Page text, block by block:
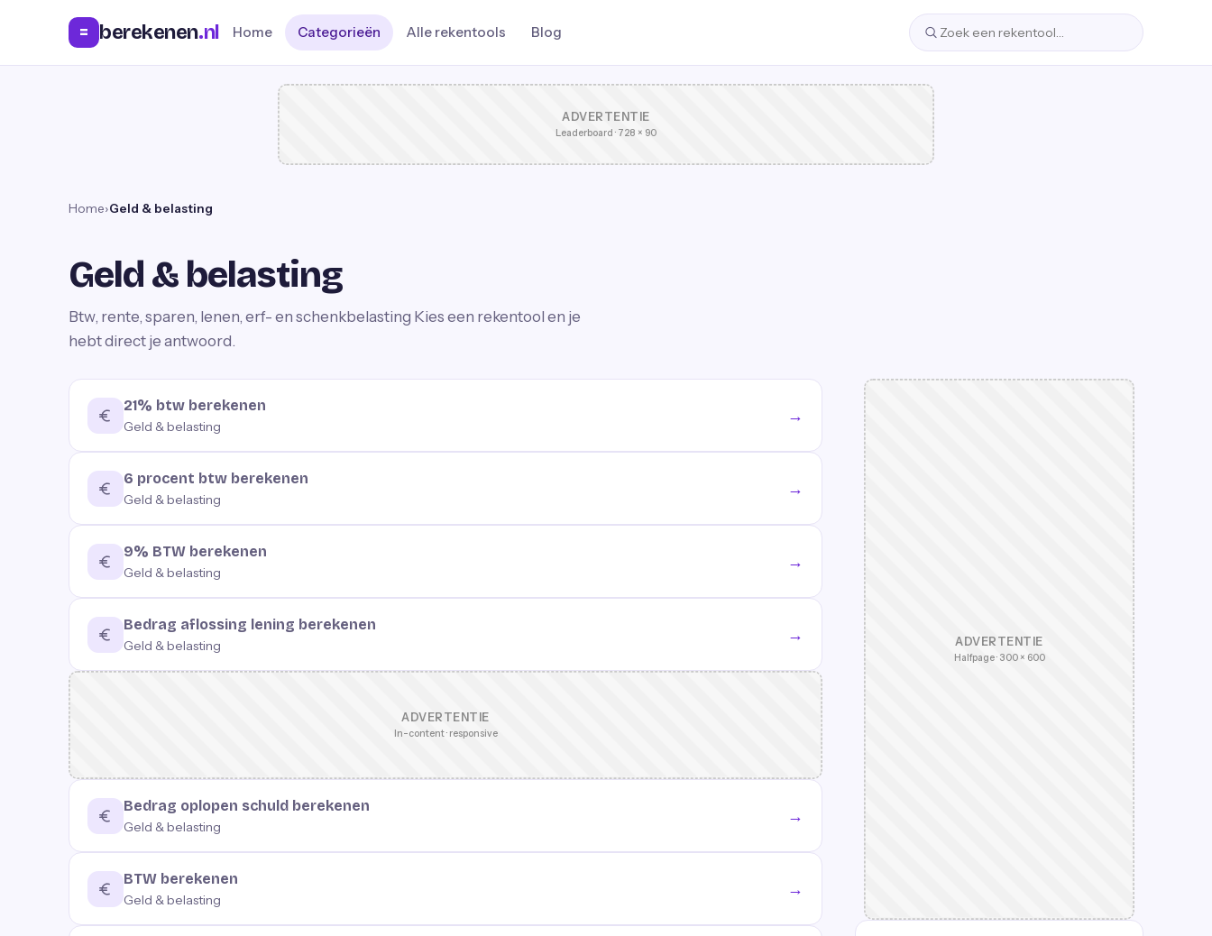
= berekenen.nl Home Categorieën Alle rekentools Blog
ADVERTENTIE
Leaderboard · 728 × 90
Home›Geld & belasting
Geld & belasting
Btw, rente, sparen, lenen, erf- en schenkbelasting Kies een rekentool en je
hebt direct je antwoord.
21% btw berekenen
Geld & belasting
→
6 procent btw berekenen
Geld & belasting
→
9% BTW berekenen
Geld & belasting
→
Bedrag aflossing lening berekenen
Geld & belasting
→
ADVERTENTIE
In-content · responsive
Bedrag oplopen schuld berekenen
Geld & belasting
→
BTW berekenen
Geld & belasting
→
ADVERTENTIE
Halfpage · 300 × 600